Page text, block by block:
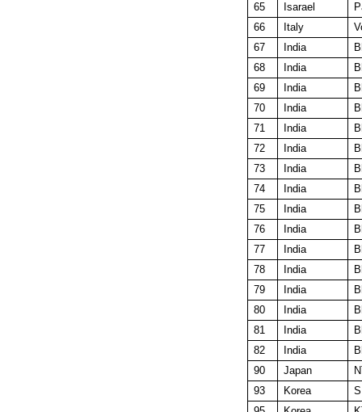
65
Isarael
66
Italy
67
India
68
India
69
India
70
India
71
India
72
India
73
India
74
India
75
India
76
India
77
India
78
India
79
India
80
India
81
India
82
India
90
Japan
93
Korea